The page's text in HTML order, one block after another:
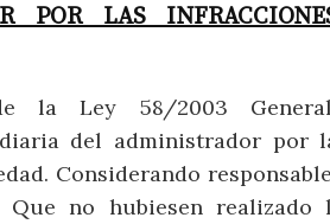
POR LAS
la Ley 58/2003
del administrador por
Considerando
no hubiesen realizado